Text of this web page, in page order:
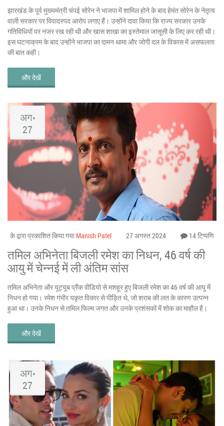
झारखंड के पूर्व मुख्यमंत्री चंपई सोरेन ने भाजपा में शामिल होने के बाद हेमंत सोरेन के नेतृत्व
वाली सरकार पर विवादस्पद आरोप लगाए हैं। उन्होंने दावा किया कि राज्य सरकार उनके
गतिविधियों पर नजर रख रही थी और खास शाखा का इस्तेमाल जासूसी के लिए कर रही थी।
इस घटनाक्रम के बाद उन्होंने भाजपा का दामन थामा और जोगी दल के विकास में असफलता
की बात कही।
और देखें
अग॰
27
के द्वारा प्रकाशित किया गया Manish Patel 27 अगस्त 2024 14 टिप्पणि
तमिल अभिनेता बिजली रमेश का निधन, 46 वर्ष की
आयु में चेन्नई में ली अंतिम सांस
तमिल अभिनेता और यूट्यूब प्रैंक वीडियो से मशहूर हुए बिजली रमेश का 46 वर्ष की आयु में
निधन हो गया। रमेश गंभीर यकृत विकार से पीड़ित थे, जो शराब की लत के कारण उत्पन्न
हुआ था। उनके निधन से तमिल फिल्म जगत और उनके प्रशंसकों में शोक का माहौल है।
और देखें
अग॰
27